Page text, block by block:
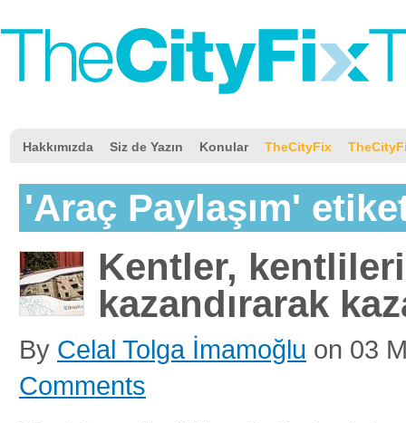
Hakkımızda Siz de Yazın Konular TheCityFix
'Araç Paylaşım'
Kentler, kentlileri
kazandırarak
By Celal Tolga İmamoğlu on 03
Comments